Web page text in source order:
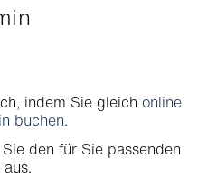
indem Sie gleich online
buchen.
den für Sie passenden